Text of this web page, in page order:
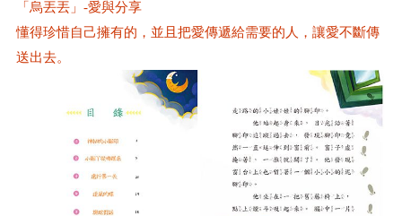
「烏丟丟」-愛與分享
懂得珍惜自己擁有的，並且把愛傳遞給需要的人，讓愛不斷傳
送出去。